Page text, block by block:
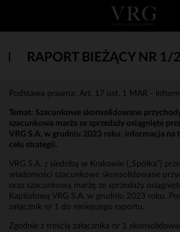
RAPORT BIEŻĄCY NR 1/
Podstawa prawna: Art. 17 ust. 1 MAR -
Temat: Szacunkowe skonsolidowane
szacunkowa marża ze sprzedaży osiągnięte
VRG S.A. w grudniu 2023 roku; informacja na
celu strategii.
VRG S.A. z siedzibą w Krakowie („Spółka”)
wiadomości szacunkowe skonsolidowane
oraz szacunkową marżę ze sprzedaży
Kapitałową VRG S.A. w grudniu 2023 roku.
załącznik nr 1 do niniejszego raportu.
Zgodnie z treścią załącznika nr 1